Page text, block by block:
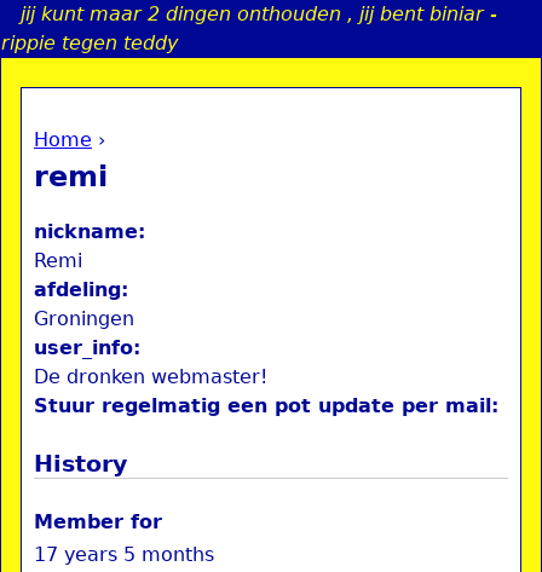
Jump to navigation
jij kunt maar 2 dingen onthouden , jij bent biniar -
rippie tegen teddy
You are here
Home ›
remi
nickname:
Remi
afdeling:
Groningen
user_info:
De dronken webmaster!
Stuur regelmatig een pot update per mail:
History
Member for
17 years 5 months